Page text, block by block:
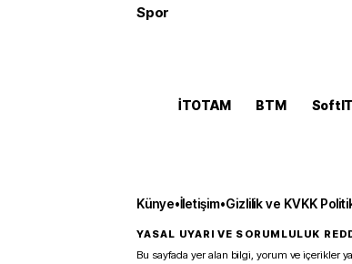
Spor
İTOTAM BTM
Künye•İletişim•Gizlilik ve KVKK
YASAL UYARI VE SORUMLULUK
Bu sayfada yer alan bilgi, yorum ve içerikler